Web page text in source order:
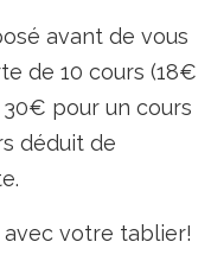
avant de vous
de 10 cours (18€
pour un cours
déduit de
avec votre tablier!